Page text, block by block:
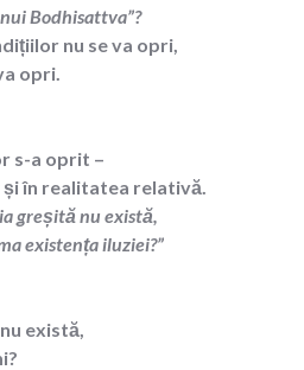
Bodhisattva”?
nu se va opri,
opri.
s-a oprit –
în realitatea relativă.
greșită nu există,
existența iluziei?”
există,